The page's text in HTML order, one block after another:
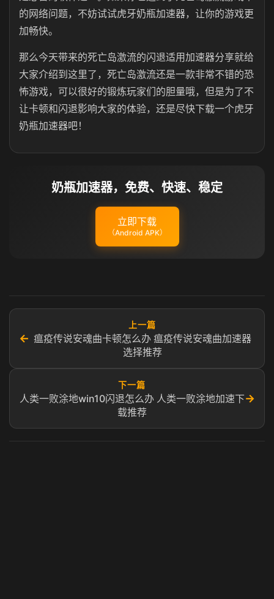
的网络问题，不妨试试虎牙奶瓶加速器，让你的游戏更
加畅快。
那么今天带来的死亡岛激流的闪退适用加速器分享就给
大家介绍到这里了，死亡岛激流还是一款非常不错的恐
怖游戏，可以很好的锻炼玩家们的胆量哦，但是为了不
让卡顿和闪退影响大家的体验，还是尽快下载一个虎牙
奶瓶加速器吧！
奶瓶加速器，免费、快速、稳定
立即下载
（Android APK）
←
上一篇
瘟疫传说安魂曲卡顿怎么办 瘟疫传说安魂曲加速器
选择推荐
下一篇
人类一败涂地win10闪退怎么办 人类一败涂地加速下
载推荐
→